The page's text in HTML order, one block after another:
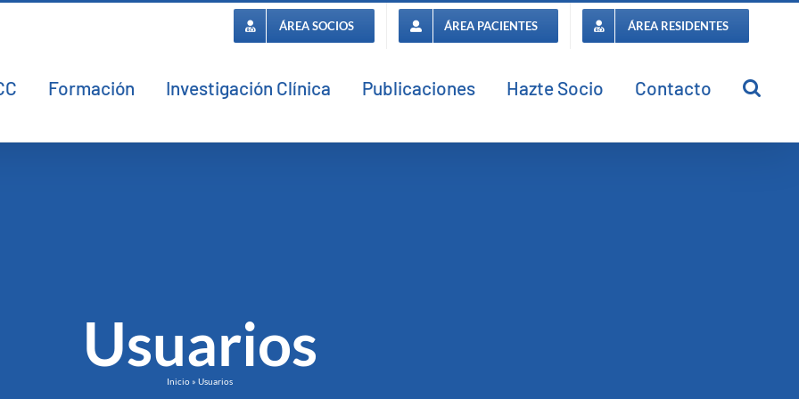
ÁREA SOCIOS ÁREA PACIENTES ÁREA RESIDENTES
Formación Investigación Clínica Publicaciones Hazte Socio Contacto
Usuarios
Inicio » Usuarios